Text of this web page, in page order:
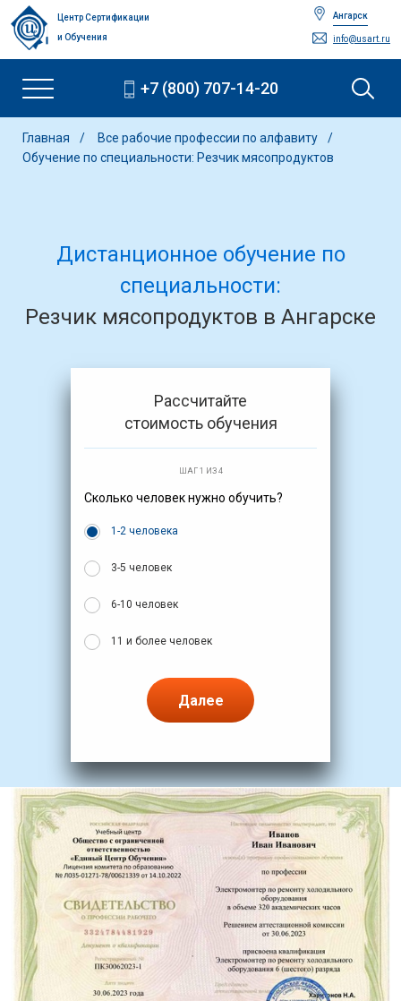
Центр Сертификации
и Обучения
Ангарск
info@usart.ru
+7 (800) 707-14-20
Главная
Все рабочие профессии по алфавиту
Обучение по специальности: Резчик мясопродуктов
Дистанционное обучение по
специальности:
Резчик мясопродуктов в Ангарске
Рассчитайте
стоимость обучения
ШАГ 1 ИЗ 4
Сколько человек нужно обучить?
1-2 человека
3-5 человек
6-10 человек
11 и более человек
Далее